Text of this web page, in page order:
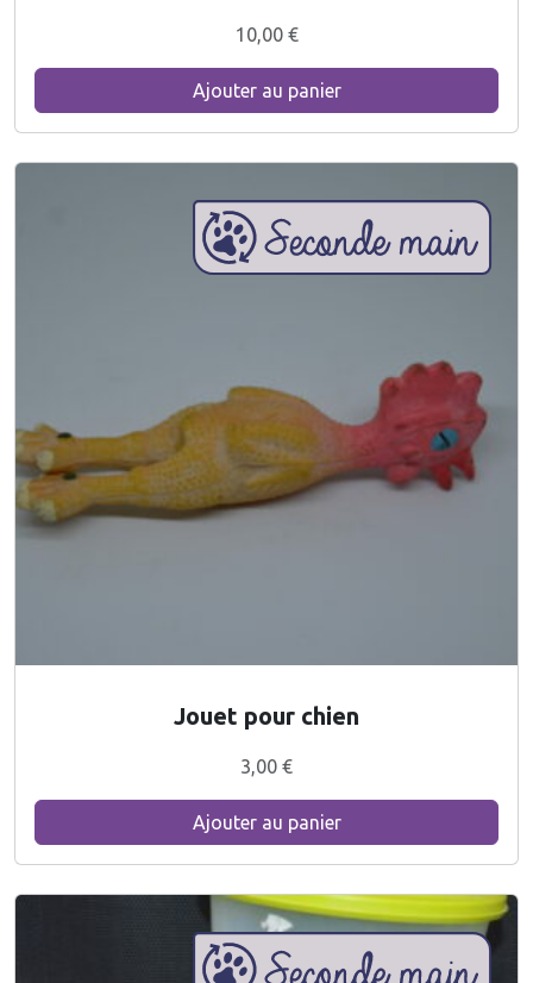
10,00 €
Ajouter au panier
Jouet pour chien
3,00 €
Ajouter au panier